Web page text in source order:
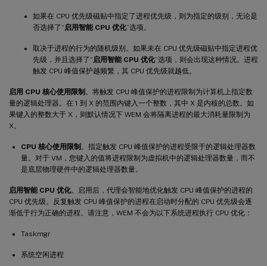
如果在 CPU 优先级磁贴中指定了进程优先级，则为指定的级别，无论是
否选择了“ 启用智能 CPU 优化”选项。
取决于进程的行为的随机级别。如果未在 CPU 优先级磁贴中指定进程优
先级，并且选择了“ 启用智能 CPU 优化”选项，则会出现这种情况。进程
触发 CPU 峰值保护越频繁，其 CPU 优先级就越低。
启用 CPU 核心使用限制 。将触发 CPU 峰值保护的进程限制为计算机上指定数
量的逻辑处理器。在 1 到 X 的范围内键入一个整数，其中 X 是内核的总数。如
果键入的整数大于 X，则默认情况下 WEM 会将隔离进程的最大消耗量限制为
X。
CPU 核心使用限制 。指定触发 CPU 峰值保护的进程受限于的逻辑处理器数
量。对于 VM，您键入的值将进程限制为虚拟机中的逻辑处理器数量，而不
是底层物理硬件中的逻辑处理器数量。
启用智能 CPU 优化。启用后，代理会智能地优化触发 CPU 峰值保护的进程的
CPU 优先级。反复触发 CPU 峰值保护的进程在启动时分配的 CPU 优先级会逐
渐低于行为正确的进程。请注意，WEM 不会为以下系统进程执行 CPU 优化：
Taskmgr
系统空闲进程